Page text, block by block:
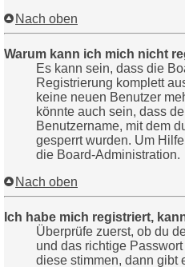
Nach oben
Warum kann ich mich nicht
Es kann sein, dass die
Registrierung komplett
keine neuen Benutzer
könnte auch sein, dass
Benutzername, mit dem
gesperrt wurden. Um
die Board-Administration.
Nach oben
Ich habe mich registriert,
Überprüfe zuerst, ob du
und das richtige
diese stimmen, dann gibt